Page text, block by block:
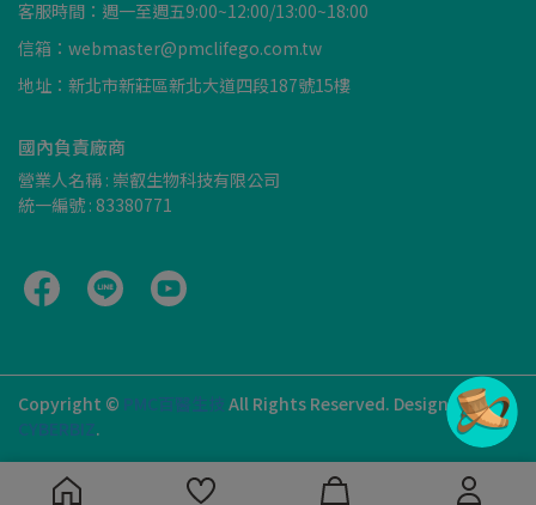
客服時間：週一至週五9:00~12:00/13:00~18:00
信箱：webmaster@pmclifego.com.tw
地址：新北市新莊區新北大道四段187號15樓
國內負責廠商
營業人名稱 : 崇叡生物科技有限公司
統一編號 : 83380771
Copyright © PMC百醫生技 All Rights Reserved. Designed by
CYBERBIZ.